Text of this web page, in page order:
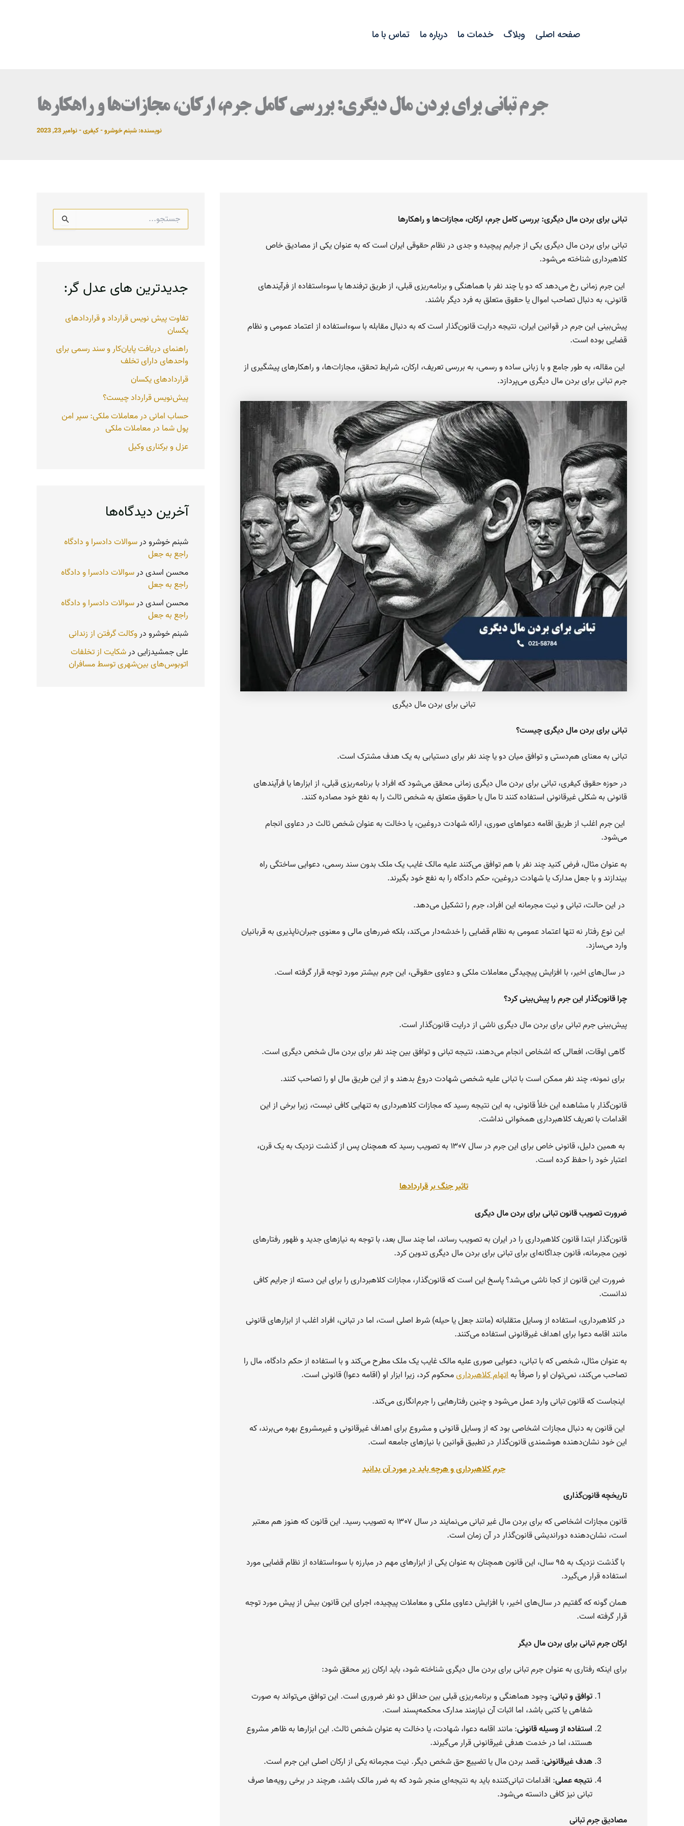
صفحه اصلی وبلاگ خدمات ما درباره ما تماس با ما
جرم تبانی برای بردن مال دیگری: بررسی کامل جرم، ارکان، مجازات‌ها و راهکارها
نویسنده:شبنم خوشرو-کیفری-نوامبر 23, 2023
تبانی برای بردن مال دیگری: بررسی کامل جرم، ارکان، مجازات‌ها و راهکارها
تبانی برای بردن مال دیگری یکی از جرایم پیچیده و جدی در نظام حقوقی ایران است که به عنوان یکی از مصادیق خاص
کلاهبرداری شناخته می‌شود.
این جرم زمانی رخ می‌دهد که دو یا چند نفر با هماهنگی و برنامه‌ریزی قبلی، از طریق ترفندها یا سوءاستفاده از فرآیندهای
قانونی، به دنبال تصاحب اموال یا حقوق متعلق به فرد دیگر باشند.
پیش‌بینی این جرم در قوانین ایران، نتیجه درایت قانون‌گذار است که به دنبال مقابله با سوءاستفاده از اعتماد عمومی و نظام
قضایی بوده است.
این مقاله، به طور جامع و با زبانی ساده و رسمی، به بررسی تعریف، ارکان، شرایط تحقق، مجازات‌ها، و راهکارهای پیشگیری از
جرم تبانی برای بردن مال دیگری می‌پردازد.
تبانی برای بردن مال دیگری
تبانی برای بردن مال دیگری چیست؟
تبانی به معنای هم‌دستی و توافق میان دو یا چند نفر برای دستیابی به یک هدف مشترک است.
در حوزه حقوق کیفری، تبانی برای بردن مال دیگری زمانی محقق می‌شود که افراد با برنامه‌ریزی قبلی، از ابزارها یا فرآیندهای
قانونی به شکلی غیرقانونی استفاده کنند تا مال یا حقوق متعلق به شخص ثالث را به نفع خود مصادره کنند.
این جرم اغلب از طریق اقامه دعواهای صوری، ارائه شهادت دروغین، یا دخالت به عنوان شخص ثالث در دعاوی انجام
می‌شود.
به عنوان مثال، فرض کنید چند نفر با هم توافق می‌کنند علیه مالک غایب یک ملک بدون سند رسمی، دعوایی ساختگی راه
بیندازند و با جعل مدارک یا شهادت دروغین، حکم دادگاه را به نفع خود بگیرند.
در این حالت، تبانی و نیت مجرمانه این افراد، جرم را تشکیل می‌دهد.
این نوع رفتار نه تنها اعتماد عمومی به نظام قضایی را خدشه‌دار می‌کند، بلکه ضررهای مالی و معنوی جبران‌ناپذیری به قربانیان
وارد می‌سازد.
در سال‌های اخیر، با افزایش پیچیدگی معاملات ملکی و دعاوی حقوقی، این جرم بیشتر مورد توجه قرار گرفته است.
چرا قانون‌گذار این جرم را پیش‌بینی کرد؟
پیش‌بینی جرم تبانی برای بردن مال دیگری ناشی از درایت قانون‌گذار است.
گاهی اوقات، افعالی که اشخاص انجام می‌دهند، نتیجه تبانی و توافق بین چند نفر برای بردن مال شخص دیگری است.
برای نمونه، چند نفر ممکن است با تبانی علیه شخصی شهادت دروغ بدهند و از این طریق مال او را تصاحب کنند.
قانون‌گذار با مشاهده این خلأ قانونی، به این نتیجه رسید که مجازات کلاهبرداری به تنهایی کافی نیست، زیرا برخی از این
اقدامات با تعریف کلاهبرداری همخوانی نداشت.
به همین دلیل، قانونی خاص برای این جرم در سال ۱۳۰۷ به تصویب رسید که همچنان پس از گذشت نزدیک به یک قرن،
اعتبار خود را حفظ کرده است.
تاثیر جنگ بر قراردادها
ضرورت تصویب قانون تبانی برای بردن مال دیگری
قانون‌گذار ابتدا قانون کلاهبرداری را در ایران به تصویب رساند، اما چند سال بعد، با توجه به نیازهای جدید و ظهور رفتارهای
نوین مجرمانه، قانون جداگانه‌ای برای تبانی برای بردن مال دیگری تدوین کرد.
ضرورت این قانون از کجا ناشی می‌شد؟ پاسخ این است که قانون‌گذار، مجازات کلاهبرداری را برای این دسته از جرایم کافی
ندانست.
در کلاهبرداری، استفاده از وسایل متقلبانه (مانند جعل یا حیله) شرط اصلی است، اما در تبانی، افراد اغلب از ابزارهای قانونی
مانند اقامه دعوا برای اهداف غیرقانونی استفاده می‌کنند.
به عنوان مثال، شخصی که با تبانی، دعوایی صوری علیه مالک غایب یک ملک مطرح می‌کند و با استفاده از حکم دادگاه، مال را
تصاحب می‌کند، نمی‌توان او را صرفاً بهاتهام کلاهبرداریمحکوم کرد، زیرا ابزار او (اقامه دعوا) قانونی است.
اینجاست که قانون تبانی وارد عمل می‌شود و چنین رفتارهایی را جرم‌انگاری می‌کند.
این قانون به دنبال مجازات اشخاصی بود که از وسایل قانونی و مشروع برای اهداف غیرقانونی و غیرمشروع بهره می‌برند، که
این خود نشان‌دهنده هوشمندی قانون‌گذار در تطبیق قوانین با نیازهای جامعه است.
جرم کلاهبرداری و هرچه باید در مورد آن بدانید
تاریخچه قانون‌گذاری
قانون مجازات اشخاصی که برای بردن مال غیر تبانی می‌نمایند در سال ۱۳۰۷ به تصویب رسید. این قانون که هنوز هم معتبر
است، نشان‌دهنده دوراندیشی قانون‌گذار در آن زمان است.
با گذشت نزدیک به ۹۵ سال، این قانون همچنان به عنوان یکی از ابزارهای مهم در مبارزه با سوءاستفاده از نظام قضایی مورد
استفاده قرار می‌گیرد.
همان گونه که گفتیم در سال‌های اخیر، با افزایش دعاوی ملکی و معاملات پیچیده، اجرای این قانون بیش از پیش مورد توجه
قرار گرفته است.
ارکان جرم تبانی برای بردن مال دیگر
برای اینکه رفتاری به عنوان جرم تبانی برای بردن مال دیگری شناخته شود، باید ارکان زیر محقق شود:
توافق و تبانی: وجود هماهنگی و برنامه‌ریزی قبلی بین حداقل دو نفر ضروری است. این توافق می‌تواند به صورت
شفاهی یا کتبی باشد، اما اثبات آن نیازمند مدارک محکمه‌پسند است.
استفاده از وسیله قانونی: مانند اقامه دعوا، شهادت، یا دخالت به عنوان شخص ثالث. این ابزارها به ظاهر مشروع
هستند، اما در خدمت هدفی غیرقانونی قرار می‌گیرند.
هدف غیرقانونی: قصد بردن مال یا تضییع حق شخص دیگر. نیت مجرمانه یکی از ارکان اصلی این جرم است.
نتیجه عملی: اقدامات تبانی‌کننده باید به نتیجه‌ای منجر شود که به ضرر مالک باشد، هرچند در برخی رویه‌ها صرف
تبانی نیز کافی دانسته می‌شود.
مصادیق جرم تبانی
س
اجدیدترین های عدل گر:
تفاوت پیش نویس قرارداد و قراردادهای
یکسان
راهنمای دریافت پایان‌کار و سند رسمی برای
واحدهای دارای تخلف
قراردادهای یکسان
پیش‌نویس قرارداد چیست؟
حساب امانی در معاملات ملکی: سپر امن
پول شما در معاملات ملکی
عزل و برکناری وکیل
آخرین دیدگاه‌ها
شبنم خوشرودرسوالات دادسرا و دادگاه
راجع به جعل
محسن اسدیدرسوالات دادسرا و دادگاه
راجع به جعل
محسن اسدیدرسوالات دادسرا و دادگاه
راجع به جعل
شبنم خوشرودروکالت گرفتن از زندانی
علی جمشیدزاییدرشکایت از تخلفات
اتوبوس‌های بین‌شهری توسط مسافران